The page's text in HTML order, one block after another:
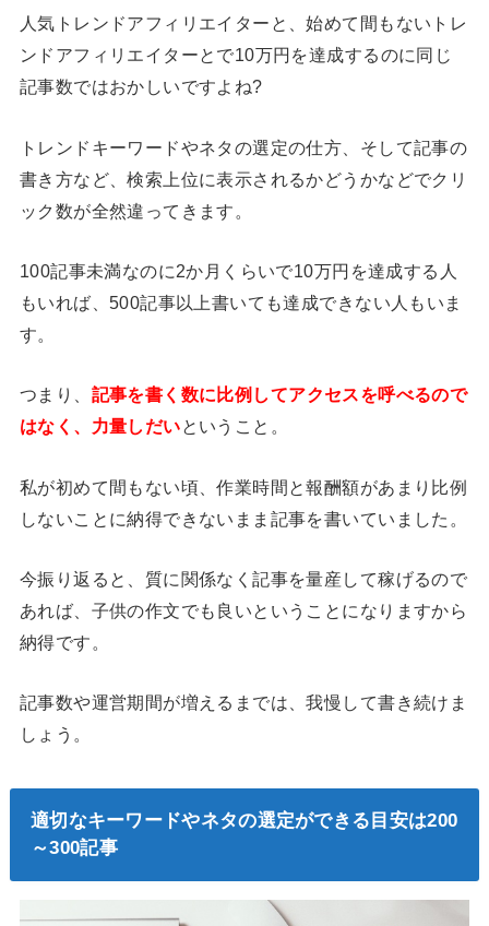
人気トレンドアフィリエイターと、始めて間もないトレ
ンドアフィリエイターとで10万円を達成するのに同じ
記事数ではおかしいですよね?
トレンドキーワードやネタの選定の仕方、そして記事の
書き方など、検索上位に表示されるかどうかなどでクリ
ック数が全然違ってきます。
100記事未満なのに2か月くらいで10万円を達成する人
もいれば、500記事以上書いても達成できない人もいま
す。
つまり、 記事を書く数に比例してアクセスを呼べるので
はなく、力量しだいということ。
私が初めて間もない頃、作業時間と報酬額があまり比例
しないことに納得できないまま記事を書いていました。
今振り返ると、質に関係なく記事を量産して稼げるので
あれば、子供の作文でも良いということになりますから
納得です。
記事数や運営期間が増えるまでは、我慢して書き続けま
しょう。
適切なキーワードやネタの選定ができる目安は200
～300記事